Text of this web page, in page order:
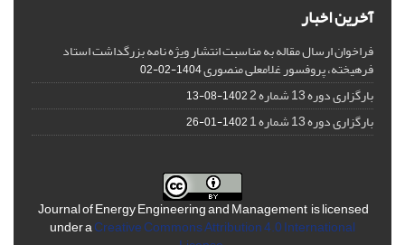
آخرین اخبار
فراخوان ارسال مقاله به مناسبت انتشار ویژه نامه بزرگداشت استاد
فرهیخته، پروفسور غلامعلی منصوری1404-02-02
بارگزاری دوره 13 شماره 2 1402-08-13
بارگزاری دوره 13 شماره 1 1402-01-26
Journal of Energy Engineering and Management is licensed
under aCreative Commons Attribution 4.0 International